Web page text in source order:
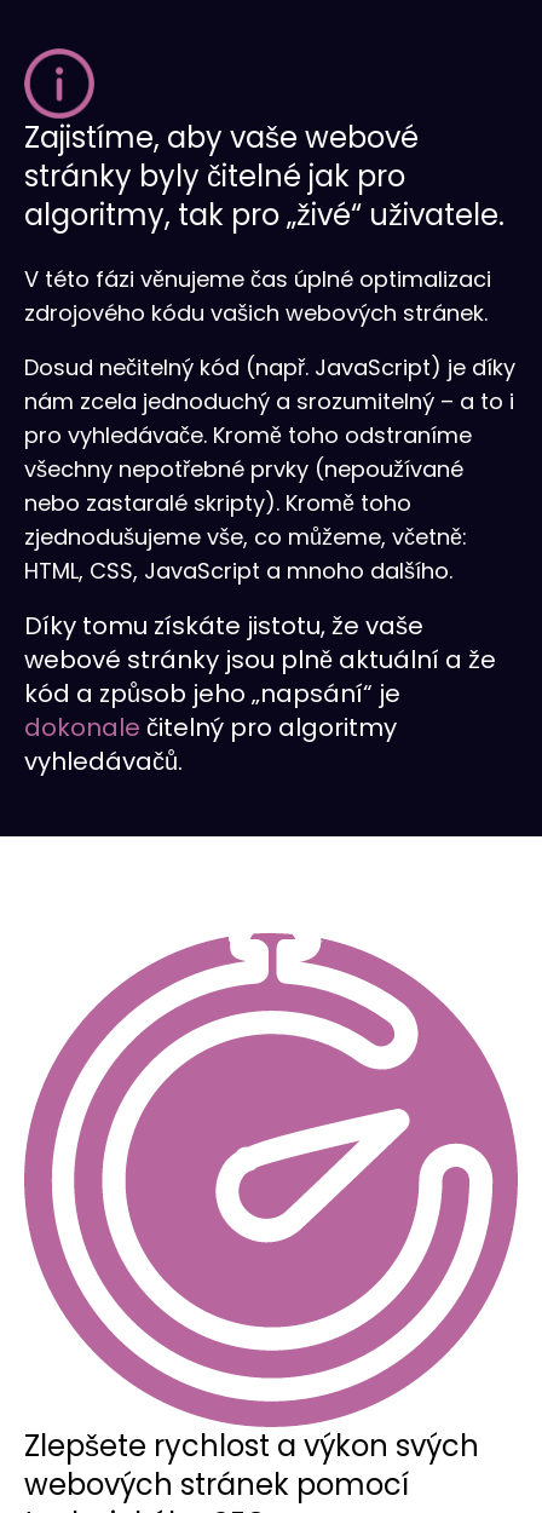
Zajistíme, aby vaše webové
stránky byly čitelné jak pro
algoritmy, tak pro „živé“ uživatele.
V této fázi věnujeme čas úplné optimalizaci
zdrojového kódu vašich webových stránek.
Dosud nečitelný kód (např. JavaScript) je díky
nám zcela jednoduchý a srozumitelný – a to i
pro vyhledávače. Kromě toho odstraníme
všechny nepotřebné prvky (nepoužívané
nebo zastaralé skripty). Kromě toho
zjednodušujeme vše, co můžeme, včetně:
HTML, CSS, JavaScript a mnoho dalšího.
Díky tomu získáte jistotu, že vaše
webové stránky jsou plně aktuální a že
kód a způsob jeho „napsání“ je
dokonale čitelný pro algoritmy
vyhledávačů.
Zlepšete rychlost a výkon svých
webových stránek pomocí